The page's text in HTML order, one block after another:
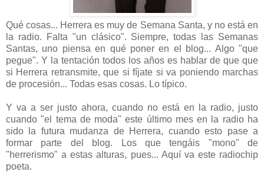
Qué cosas... Herrera es muy de Semana Santa, y no está en
la radio. Falta "un clásico". Siempre, todas las Semanas
Santas, uno piensa en qué poner en el blog... Algo "que
pegue". Y la tentación todos los años es hablar de que que
si Herrera retransmite, que si fíjate si va poniendo marchas
de procesión... Todas esas cosas. Lo típico.
Y va a ser justo ahora, cuando no está en la radio, justo
cuando "el tema de moda" este último mes en la radio ha
sido la futura mudanza de Herrera, cuando esto pase a
formar parte del blog. Los que tengáis "mono" de
"herrerismo" a estas alturas, pues... Aquí va este radiochip
poeta.